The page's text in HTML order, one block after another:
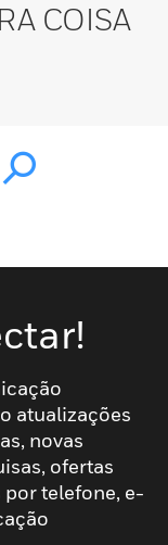
COISA
atualizações
novas
ofertas
telefone, e-